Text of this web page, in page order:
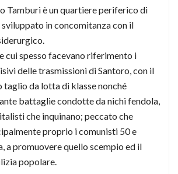
Tamburi è un quartiere periferico di
sviluppato in concomitanza con il
cui spesso facevano riferimento i
delle trasmissioni di Santoro, con il
taglio da lotta di klasse nonché
battaglie condotte da nichi fendola,
che inquinano; peccato che
proprio i comunisti 50 e
a promuovere quello scempio ed il
popolare.